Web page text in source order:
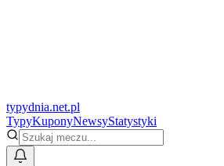
typydnia.net.pl
TypyKuponyNewsyStatystyki